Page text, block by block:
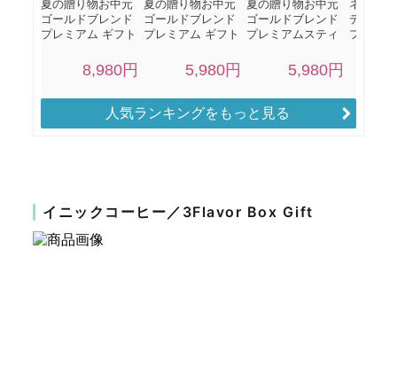
人気ランキングをもっと見る
イニックコーヒー／3Flavor Box Gift